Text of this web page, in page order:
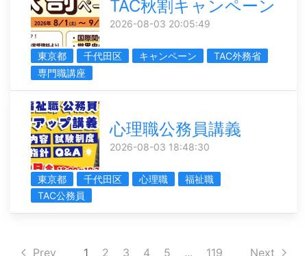
TAC秋割キャンペーン
2026-08-03 20:05:49
東京都 千代田区 キャンペーン
TAC外務省
専門職講座
心理職公務員講義
2026-08-03 18:48:30
東京都 千代田区 心理職
福祉職
TAC公務員
Prev 1 2 3 4 5 ... 119 Next